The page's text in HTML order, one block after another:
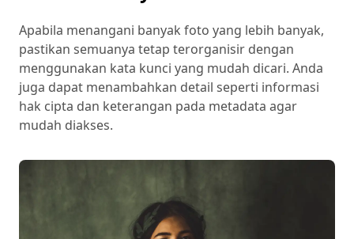
Apabila menangani banyak foto yang lebih banyak,
pastikan semuanya tetap terorganisir dengan
menggunakan kata kunci yang mudah dicari. Anda
juga dapat menambahkan detail seperti informasi
hak cipta dan keterangan pada metadata agar
mudah diakses.